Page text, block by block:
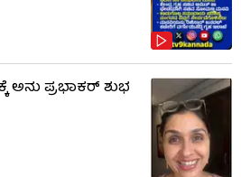
ಅನು ಪ್ರಭಾಕರ್ ಶುಭ